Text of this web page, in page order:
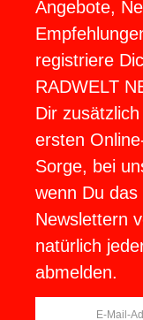
Angebote,
registriere
RADWELT
Dir
ersten
Sorge, bei
wenn Du
Newslettern
natürlich
abmelden.